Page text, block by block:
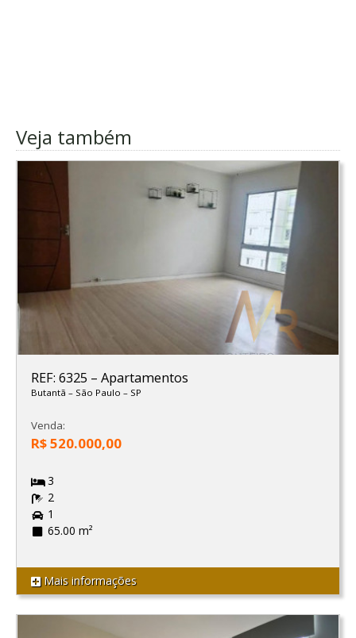
Veja também
REF: 6325 – Apartamentos
Butantã – São Paulo – SP
Venda:
R$ 520.000,00
3
2
1
65.00 m²
Mais informações